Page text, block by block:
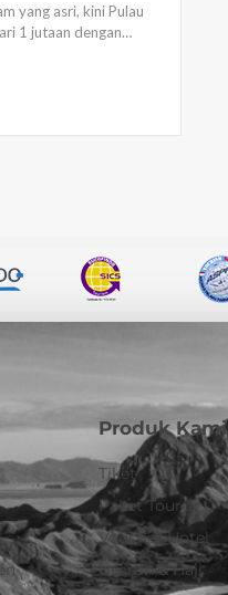
yang asri, kini Pulau
1 jutaan dengan…
Produk Kami
Tiket
Paket Tour
Voucher Hotel
Umroh & Haji